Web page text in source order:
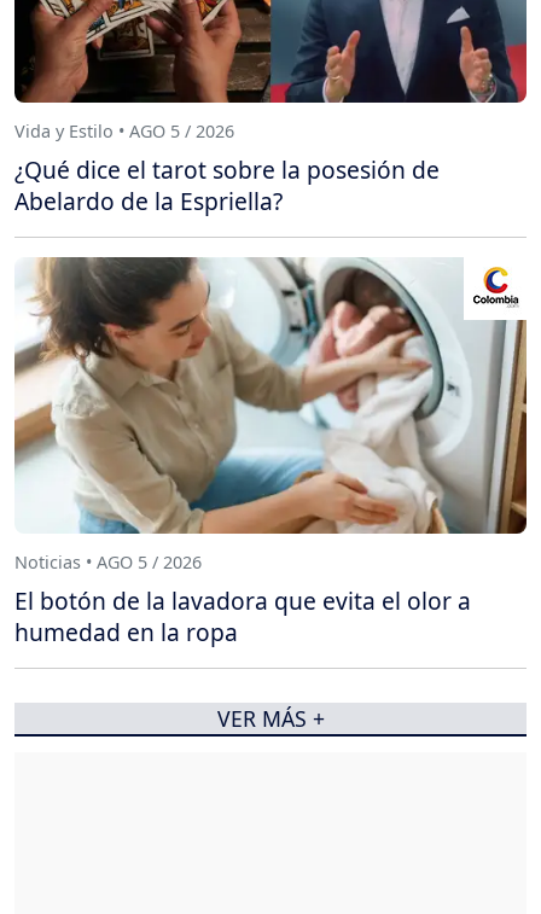
Vida y Estilo • AGO 5 / 2026
¿Qué dice el tarot sobre la posesión de
Abelardo de la Espriella?
Noticias • AGO 5 / 2026
El botón de la lavadora que evita el olor a
humedad en la ropa
VER MÁS +